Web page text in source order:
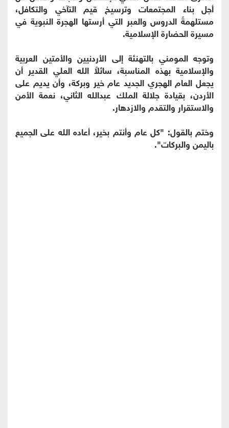
أجل بناء المجتمعات وترسيخ قيم التآخي والتكافل،
مستلهمةً الدروس والعبر التي أرستها الهجرة النبوية في
مسيرة الحضارة الإسلامية.
وتوجه المومني بالتهنئة إلى الأردنيين والأمتين العربية
والإسلامية بهذه المناسبة، سائلاً الله العلي القدير أن
يجعل العام الهجري الجديد عام خير وبركة، وأن يديم على
الأردن، بقيادة جلالة الملك عبدالله الثاني، نعمة الأمن
والاستقرار والتقدم والازدهار.
وختم بالقول: "كل عام وأنتم بخير، أعاده الله على الجميع
باليمن والبركات".